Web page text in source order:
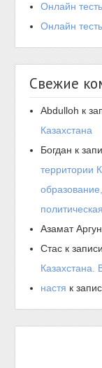
Онлайн
Онлайн
Свежие
Abdulloh к
Казахстана
Богдан к
территории
Азамат Аргун
Стас к записи
Казахстана.
настя к